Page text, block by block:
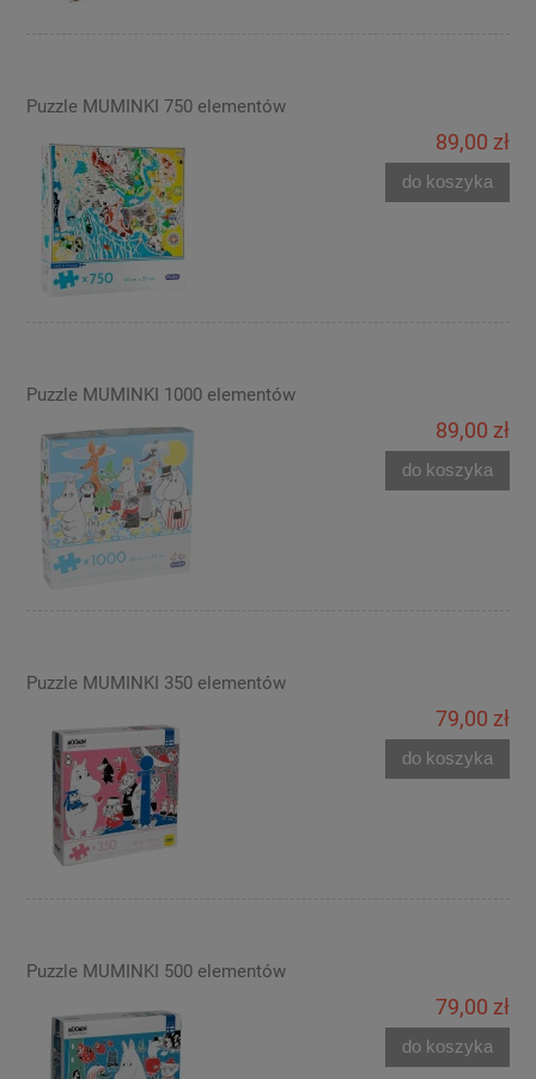
Puzzle MUMINKI 750 elementów
89,00 zł
do koszyka
Puzzle MUMINKI 1000 elementów
89,00 zł
do koszyka
Puzzle MUMINKI 350 elementów
79,00 zł
do koszyka
Puzzle MUMINKI 500 elementów
79,00 zł
do koszyka